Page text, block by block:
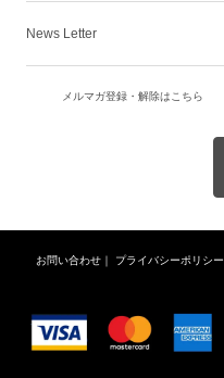
News Letter
メルマガ登録・解除はこちら
お問い合わせ プライバシーポリシー